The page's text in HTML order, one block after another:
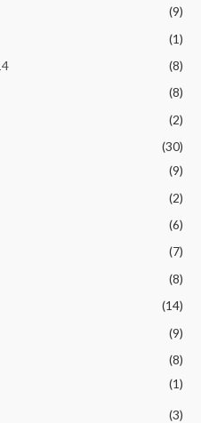
(9)
(1)
(8)
(8)
(2)
(30)
(9)
(2)
(6)
(7)
(8)
(14)
(9)
(8)
(1)
(3)